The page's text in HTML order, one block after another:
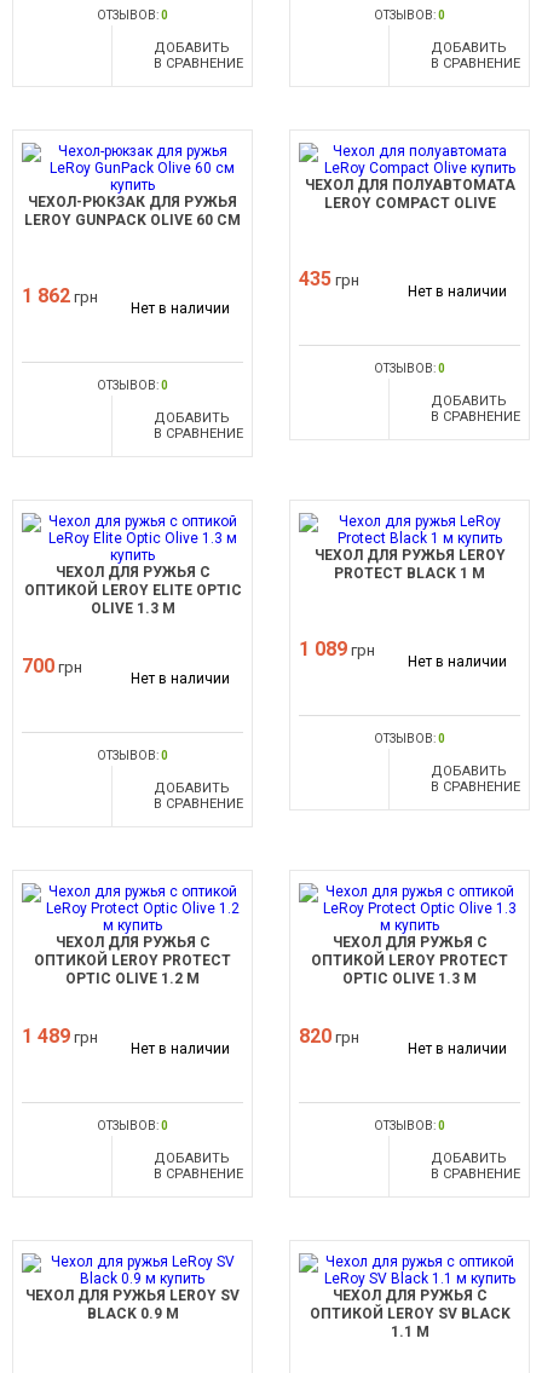
ОТЗЫВОВ:0
ДОБАВИТЬ
В СРАВНЕНИЕ
ОТЗЫВОВ:0
ДОБАВИТЬ
В СРАВНЕНИЕ
ЧЕХОЛ-РЮКЗАК ДЛЯ РУЖЬЯ
LEROY GUNPACK OLIVE 60 СМ
1 862 грн
Нет в наличии
ОТЗЫВОВ:0
ДОБАВИТЬ
В СРАВНЕНИЕ
ЧЕХОЛ ДЛЯ ПОЛУАВТОМАТА
LEROY COMPACT OLIVE
435 грн
Нет в наличии
ОТЗЫВОВ:0
ДОБАВИТЬ
В СРАВНЕНИЕ
ЧЕХОЛ ДЛЯ РУЖЬЯ С
ОПТИКОЙ LEROY ELITE OPTIC
OLIVE 1.3 М
700 грн
Нет в наличии
ОТЗЫВОВ:0
ДОБАВИТЬ
В СРАВНЕНИЕ
ЧЕХОЛ ДЛЯ РУЖЬЯ LEROY
PROTECT BLACK 1 М
1 089 грн
Нет в наличии
ОТЗЫВОВ:0
ДОБАВИТЬ
В СРАВНЕНИЕ
ЧЕХОЛ ДЛЯ РУЖЬЯ С
ОПТИКОЙ LEROY PROTECT
OPTIC OLIVE 1.2 М
1 489 грн
Нет в наличии
ОТЗЫВОВ:0
ДОБАВИТЬ
В СРАВНЕНИЕ
ЧЕХОЛ ДЛЯ РУЖЬЯ С
ОПТИКОЙ LEROY PROTECT
OPTIC OLIVE 1.3 М
820 грн
Нет в наличии
ОТЗЫВОВ:0
ДОБАВИТЬ
В СРАВНЕНИЕ
ЧЕХОЛ ДЛЯ РУЖЬЯ LEROY SV
BLACK 0.9 М
ЧЕХОЛ ДЛЯ РУЖЬЯ С
ОПТИКОЙ LEROY SV BLACK
1.1 М